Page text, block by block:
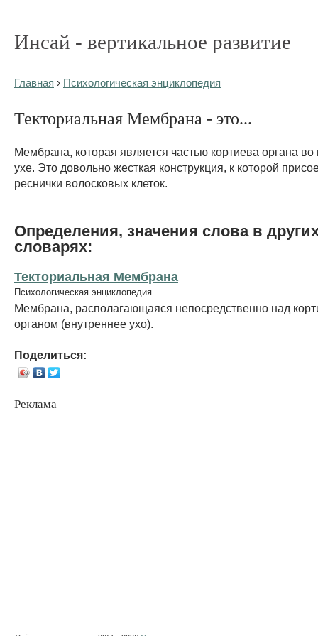
Инсай - вертикальное развитие
Главная › Психологическая энциклопедия
Текториальная Мембрана - это...
Мембрана, которая является частью кортиева органа
ухе. Это довольно жесткая конструкция, к которой
реснички волосковых клеток.
Определения, значения слова в
словарях:
Текториальная Мембрана
Психологическая энциклопедия
Мембрана, располагающаяся непосредственно над
органом (внутреннее ухо).
Поделиться:
Реклама